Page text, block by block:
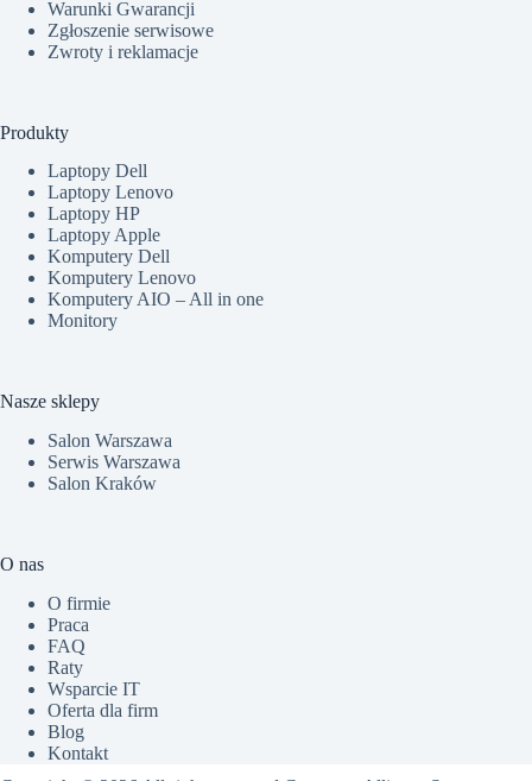
Warunki Gwarancji
Zgłoszenie serwisowe
Zwroty i reklamacje
Produkty
Laptopy Dell
Laptopy Lenovo
Laptopy HP
Laptopy Apple
Komputery Dell
Komputery Lenovo
Komputery AIO – All in one
Monitory
Nasze sklepy
Salon Warszawa
Serwis Warszawa
Salon Kraków
O nas
O firmie
Praca
FAQ
Raty
Wsparcie IT
Oferta dla firm
Blog
Kontakt